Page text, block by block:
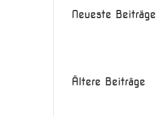
Neueste Beiträge
Ältere Beiträge